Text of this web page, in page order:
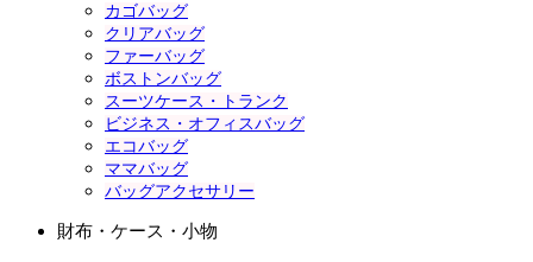
カゴバッグ
クリアバッグ
ファーバッグ
ボストンバッグ
スーツケース・トランク
ビジネス・オフィスバッグ
エコバッグ
ママバッグ
バッグアクセサリー
財布・ケース・小物